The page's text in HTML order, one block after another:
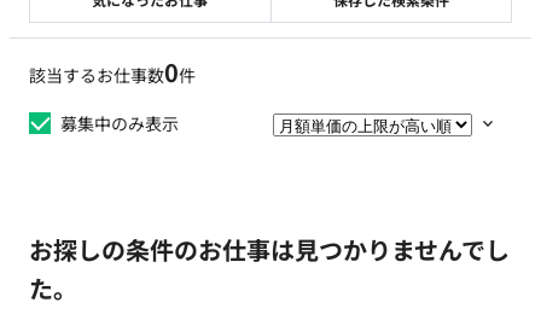
該当するお仕事数0件
募集中のみ表示
お探しの条件のお仕事は見つかりませんでし
た。